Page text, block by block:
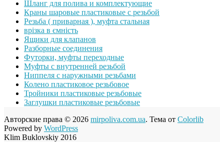
Шланг для полива и комплектующие
Краны шаровые пластиковые с резьбой
Резьба ( приварная ), муфта стальная
врізка в ємність
Ящики для клапанов
Разборные соединения
Футорки, муфты переходные
Муфты с внутренней резьбой
Ниппеля с наружными резьбами
Колено пластиковое резьбовое
Тройники пластиковые резьбовые
Заглушки пластиковые резьбовые
Авторские права © 2026 mirpoliva.com.ua. Тема от Colorlib
Powered by WordPress
Klim Buklovskiy 2016